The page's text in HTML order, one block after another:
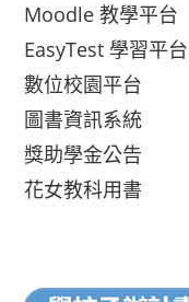
Moodle 教學平台
EasyTest 學習平台
數位校園平台
圖書資訊系統
獎助學金公告
花女教科用書